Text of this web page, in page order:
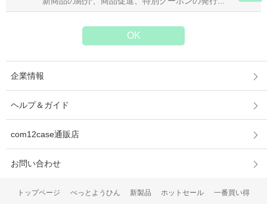
企業情報
ヘルプ＆ガイド
com12case通販店
お問い合わせ
トップページ ぺっとようひん 新製品 ホットセール 一番買い得